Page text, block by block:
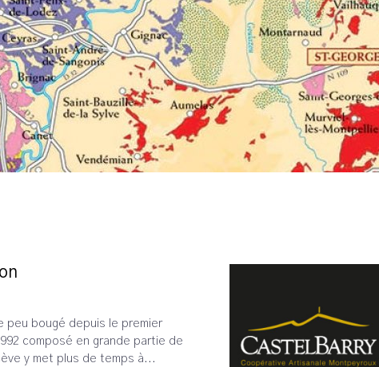
peu bougé depuis le premier
composé en grande partie de
y met plus de temps à...